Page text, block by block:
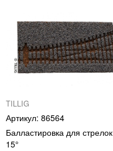
TILLIG
86564
Балластировка для стрелок
15°